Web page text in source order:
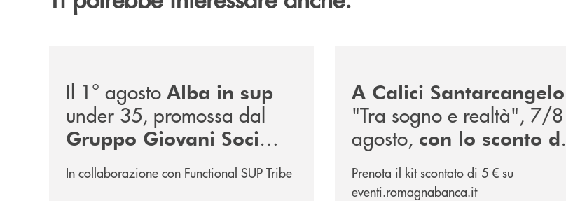
Il 1° agosto Alba in sup
under 35, promossa dal
Gruppo Giovani Soci
RomagnaBanca
In collaborazione con Functional SUP Tribe
A Calici Santarcangelo
"Tra sogno e realtà", 7/8
agosto,con lo sconto di
RomagnaBanca
dell'evento
Prenota il kit scontato di 5 € su
eventi.romagnabanca.it